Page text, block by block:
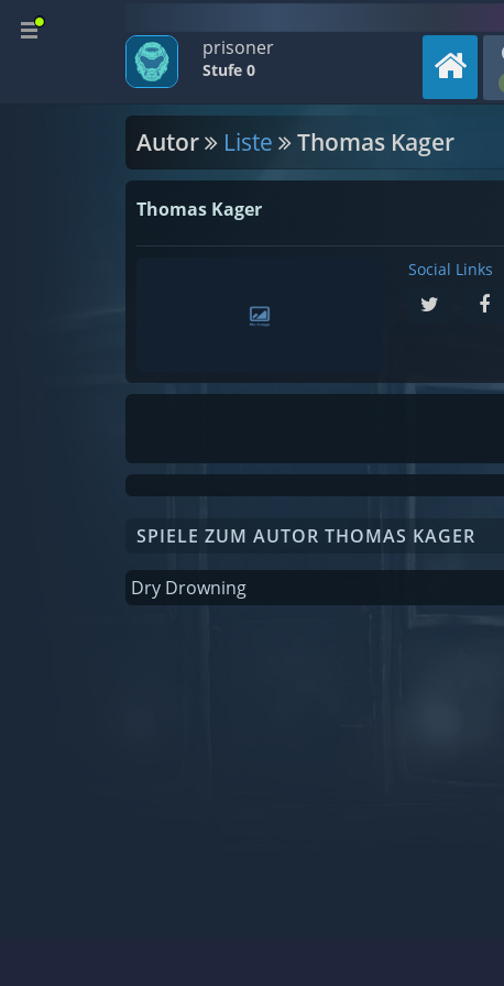
prisoner
Stufe 0
Autor Liste Thomas Kager
Thomas Kager
Social Links
SPIELE ZUM AUTOR THOMAS KAGER
Dry Drowning